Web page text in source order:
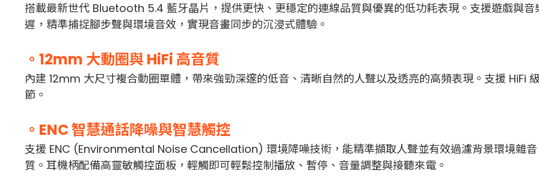
搭載最新世代 Bluetooth 5.4 藍牙晶片，提供更快、更穩定的連線品質與優異的低功耗表現。支援遊戲與
遲，精準捕捉腳步聲與環境音效，實現音畫同步的沉浸式體驗。
。12mm 大動圈與 HiFi 高音質
內建 12mm 大尺寸複合動圈單體，帶來強勁深邃的低音、清晰自然的人聲以及透亮的高頻表現。支援 HiFi
節。
。ENC 智慧通話降噪與智慧觸控
支援 ENC (Environmental Noise Cancellation) 環境降噪技術，能精準擷取人聲並有效過濾背景環境雜
質。耳機柄配備高靈敏觸控面板，輕觸即可輕鬆控制播放、暫停、音量調整與接聽來電。